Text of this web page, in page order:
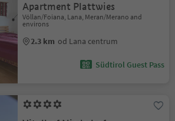
Apartment Plattwies
Völlan/Foiana, Lana, Meran/Merano and
environs
2.3 km od Lana centrum
Südtirol Guest Pass